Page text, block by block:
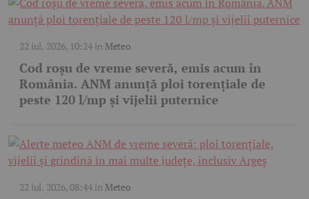
22 iul. 2026, 10:24în Meteo
Cod roșu de vreme severă, emis acum în
România. ANM anunță ploi torențiale de
peste 120 l/mp și vijelii puternice
22 iul. 2026, 08:44în Meteo